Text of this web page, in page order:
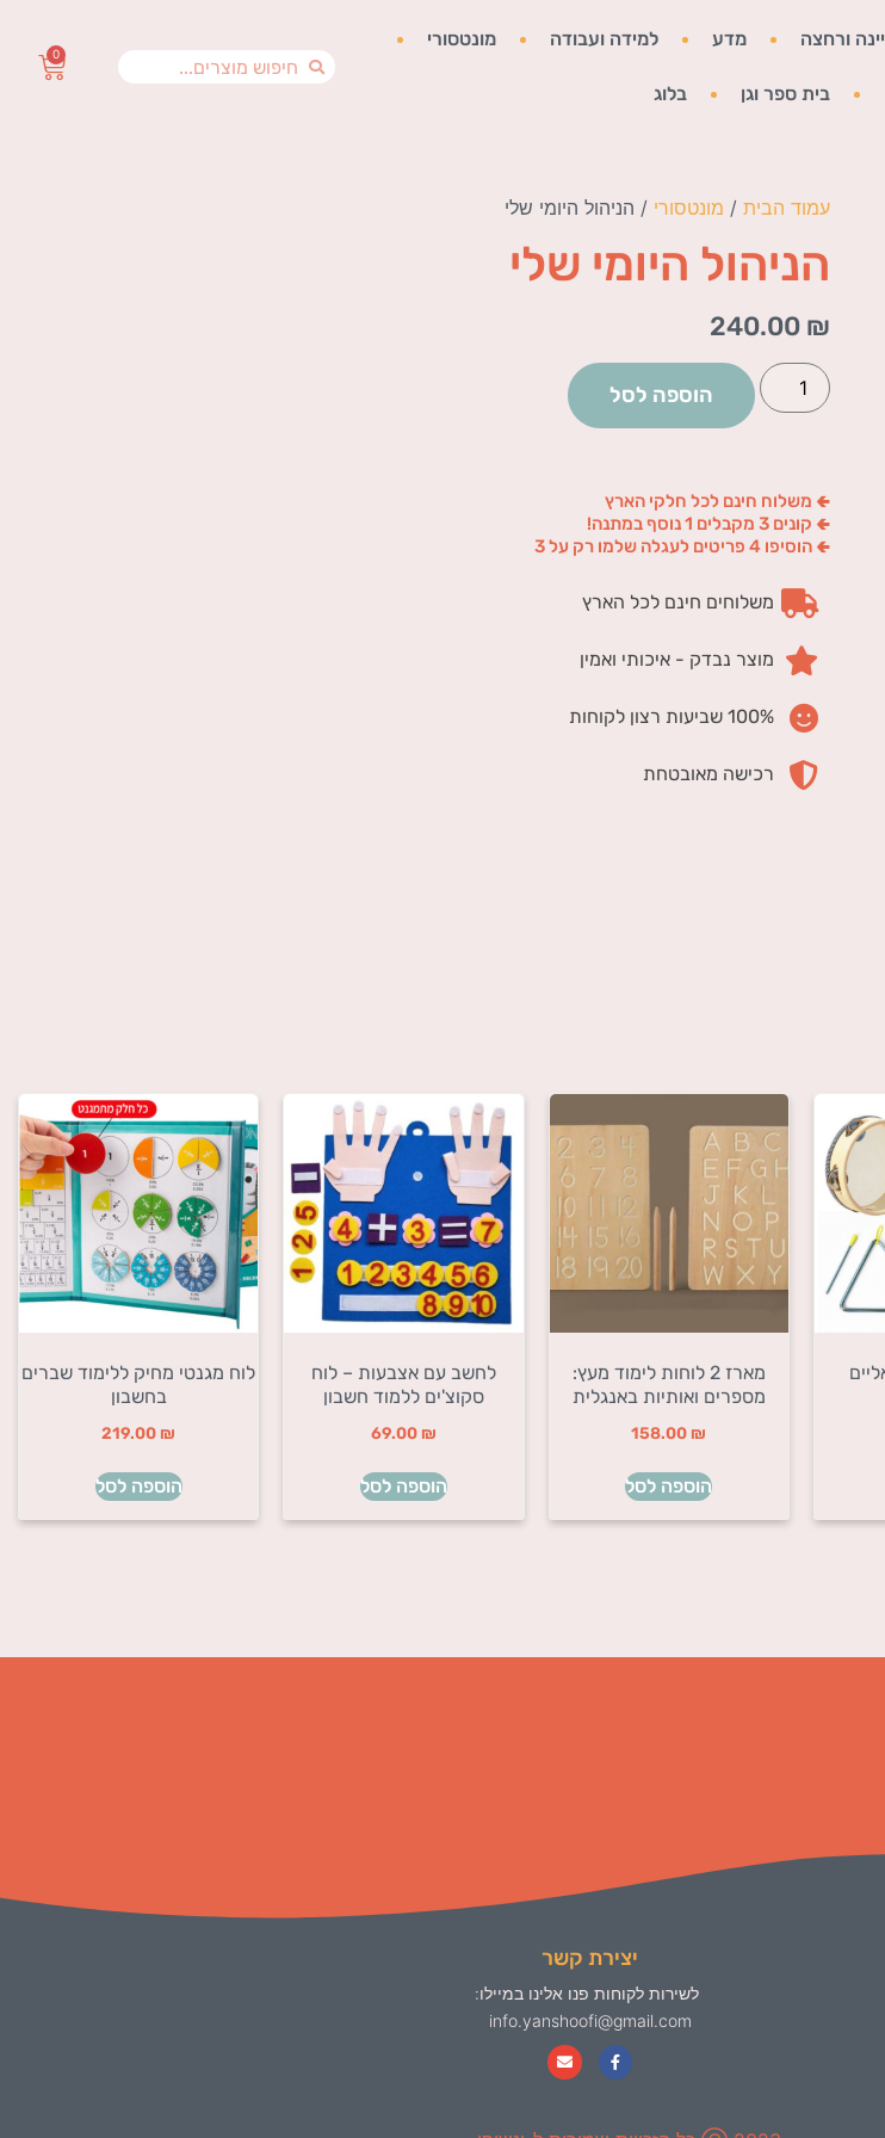
ורחצה מדע למידה ועבודה מונטסורי
בית ספר וגן בלוג
0
עמוד הבית / מונטסורי / הניהול היומי שלי
הניהול היומי שלי
240.00 ₪
הוספה לסל
🢀 משלוח חינם לכל חלקי הארץ
🢀 קונים 3 מקבלים 1 נוסף במתנה!
🢀 הוסיפו 4 פריטים לעגלה שלמו רק על 3
משלוחים חינם לכל הארץ
מוצר נבדק - איכותי ואמין
100% שביעות רצון לקוחות
רכישה מאובטחת
מארז 2 לוחות לימוד מעץ:
מספרים ואותיות באנגלית
158.00 ₪
הוספה לסל
לחשב עם אצבעות – לוח
סקוצ'ים ללמוד חשבון
69.00 ₪
הוספה לסל
לוח מגנטי מחיק ללימוד שברים
בחשבון
219.00 ₪
הוספה לסל
יצירת קשר
לשירות לקוחות פנו אלינו במיילו:
info.yanshoofi@gmail.com